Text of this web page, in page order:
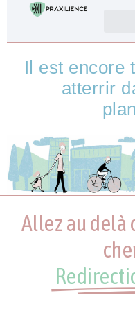
Il est encore
atterrir
Allez au delà